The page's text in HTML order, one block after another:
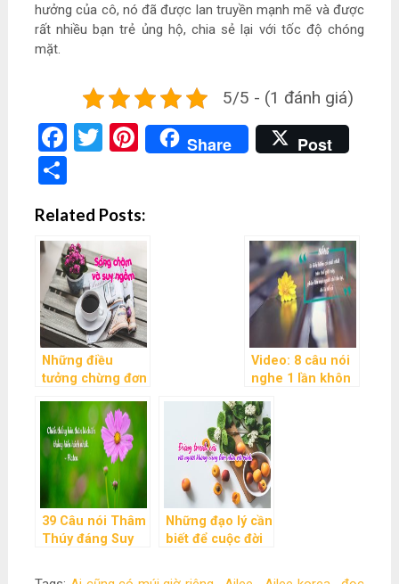
hưởng của cô, nó đã được lan truyền mạnh mẽ và được
rất nhiều bạn trẻ ủng hộ, chia sẻ lại với tốc độ chóng
mặt.
5/5 - (1 đánh giá)
Facebook
Twitter
Pinterest
Share Post
Share
Related Posts:
Những điều
tưởng chừng đơn
đáng suy ngẫm
về cuộc sống mà
bạn nên đọc một
lần trong đời
Video: 8 câu nói
nghe 1 lần khôn
Suy Ngẫm
39 Câu nói Thâm
Thúy đáng Suy
Những đạo lý cần
biết để cuộc đời